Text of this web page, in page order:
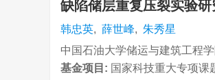
缺陷储层重复压裂实验研
韩忠英, 薛世峰, 朱秀星
中国石油大学储运与建筑工程
基金项目: 国家科技重大专项课